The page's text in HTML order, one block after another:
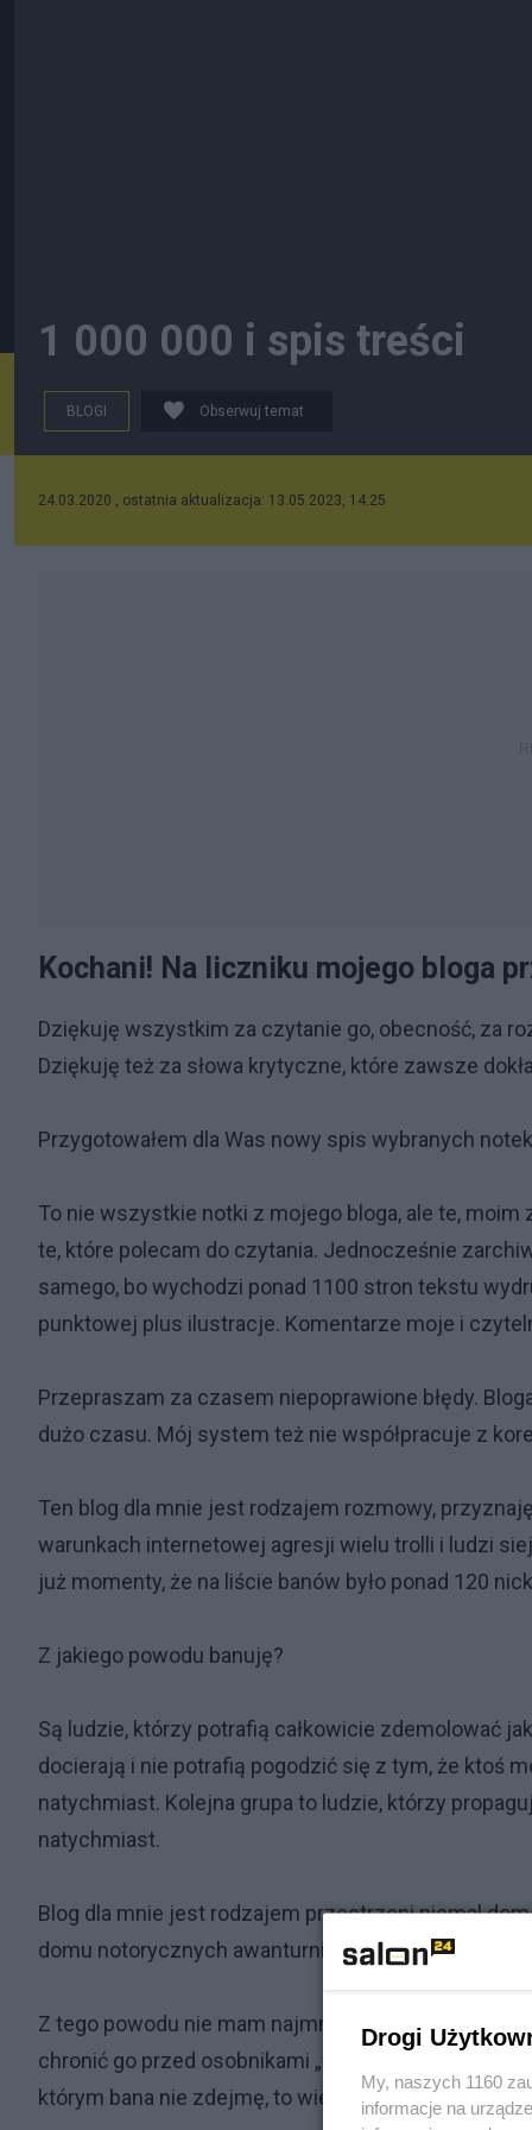
1 000 000 i spis treści
BLOGI Obserwuj temat
24.03.2020 , ostatnia aktualizacja: 13.05.2023, 14:25
Kochani! Na liczniku mojego bloga
Dziękuję wszystkim za czytanie go, obecność, za
Dziękuję też za słowa krytyczne, które zawsze
Przygotowałem dla Was nowy spis wybranych
To nie wszystkie notki z mojego bloga, ale te,
te, które polecam do czytania. Jednocześnie
samego, bo wychodzi ponad 1100 stron tekstu
punktowej plus ilustracje. Komentarze moje i
Przepraszam za czasem niepoprawione błędy.
dużo czasu. Mój system też nie współpracuje z
Ten blog dla mnie jest rodzajem rozmowy,
warunkach internetowej agresji wielu trolli i ludzi
już momenty, że na liście banów było ponad 120
Z jakiego powodu banuję?
Są ludzie, którzy potrafią całkowicie zdemolować
docierają i nie potrafią pogodzić się z tym, że ktoś
natychmiast. Kolejna grupa to ludzie, którzy
natychmiast.
Blog dla mnie jest rodzajem przestrzeni niemal
domu notorycznych awanturników.
Z tego powodu nie mam najmniejszych
chronić go przed osobnikami „w zabłoconych
którym bana nie zdejmę, to wielokrotni
Drogi
My, naszych 1160
informacje na